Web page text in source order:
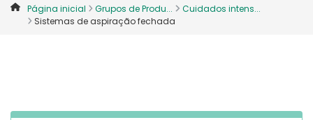
Deutschland
Sweden
Página inicial Grupos de Produ...
Cuidados intens...
Sistemas de aspiração fechada